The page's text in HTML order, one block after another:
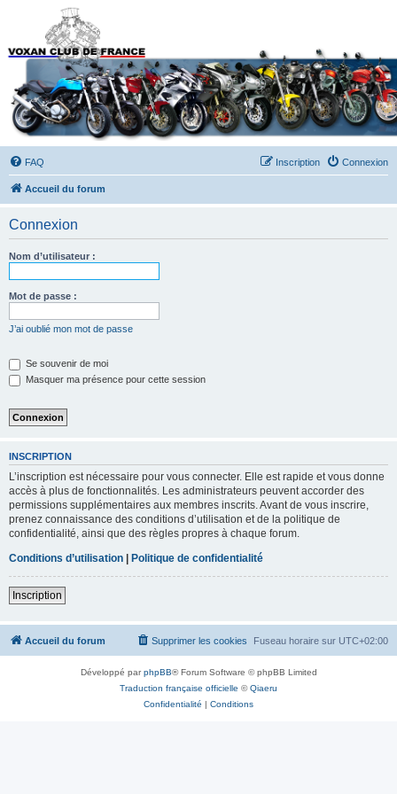
Forums du Voxan Club
de France
FAQ Connexion
Inscription
Accueil du forum
Connexion
Nom d’utilisateur :
Mot de passe :
J’ai oublié mon mot de passe
Se souvenir de moi
Masquer ma présence pour cette session
INSCRIPTION
L’inscription est nécessaire pour vous connecter. Elle est rapide et vous donne
accès à plus de fonctionnalités. Les administrateurs peuvent accorder des
permissions supplémentaires aux membres inscrits. Avant de vous inscrire,
prenez connaissance des conditions d’utilisation et de la politique de
confidentialité, ainsi que des règles propres à chaque forum.
Conditions d’utilisation
Politique de confidentialité
Inscription
Accueil du forum Fuseau horaire sur UTC+02:00
Supprimer les cookies
Développé parphpBB® Forum Software © phpBB Limited
Traduction française officielle ©Qiaeru
Confidentialité | Conditions